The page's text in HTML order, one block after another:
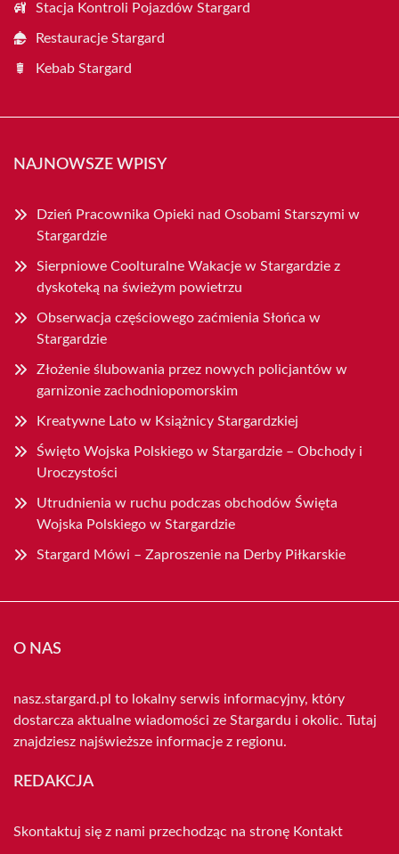
Stacja Kontroli Pojazdów Stargard
Restauracje Stargard
Kebab Stargard
NAJNOWSZE WPISY
Dzień Pracownika Opieki nad Osobami Starszymi w
Stargardzie
Sierpniowe Coolturalne Wakacje w Stargardzie z
dyskoteką na świeżym powietrzu
Obserwacja częściowego zaćmienia Słońca w
Stargardzie
Złożenie ślubowania przez nowych policjantów w
garnizonie zachodniopomorskim
Kreatywne Lato w Książnicy Stargardzkiej
Święto Wojska Polskiego w Stargardzie – Obchody i
Uroczystości
Utrudnienia w ruchu podczas obchodów Święta
Wojska Polskiego w Stargardzie
Stargard Mówi – Zaproszenie na Derby Piłkarskie
O NAS
nasz.stargard.pl to lokalny serwis informacyjny, który
dostarcza aktualne wiadomości ze Stargardu i okolic. Tutaj
znajdziesz najświeższe informacje z regionu.
REDAKCJA
Skontaktuj się z nami przechodząc na stronę Kontakt